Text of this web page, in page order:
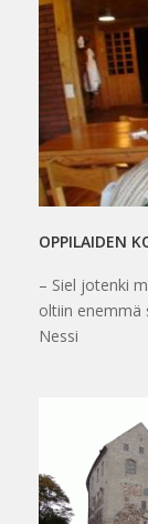
OPPILAIDEN
– Siel jotenki
oltiin enemmä
Nessi